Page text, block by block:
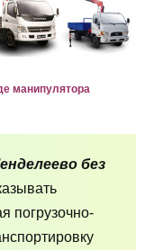
манипулятора
без
погрузочно-